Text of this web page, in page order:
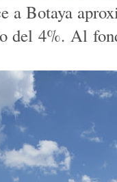
a Botaya
del 4%. Al